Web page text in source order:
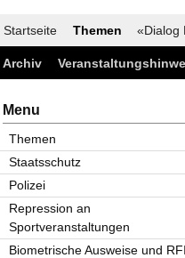
Startseite Themen «Dialog
Archiv
Menu
Themen
Staatsschutz
Polizei
Repression an
Sportveranstaltungen
Biometrische Ausweise und